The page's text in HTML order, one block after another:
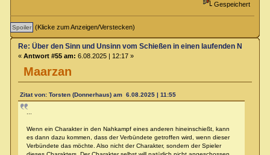
Gespeichert
(Klicke zum Anzeigen/Verstecken)
Maarzan
Re: Über den Sinn und Unsinn vom Schießen in einen laufenden
« Antwort #55 am: 6.08.2025 | 12:17 »
Zitat von: Torsten (Donnerhaus) am 6.08.2025 | 11:55
...
Wenn ein Charakter in den Nahkampf eines anderen hineinschießt, kann
es dann dazu kommen, dass der Verbündete getroffen wird, wenn dieser
Verbündete das möchte. Also nicht der Charakter, sondern der Spieler